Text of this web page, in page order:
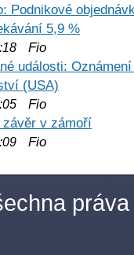
Podnikové
5,9 %
Fio
události:
(USA)
Fio
závěr v zámoří
Fio
práva